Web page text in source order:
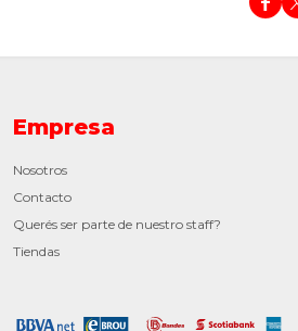
Empresa
Nosotros
Contacto
Querés ser parte de nuestro staff?
Tiendas